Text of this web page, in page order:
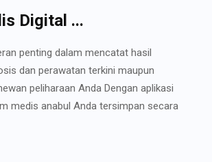
Digital ...
penting dalam mencatat hasil
dan perawatan terkini maupun
peliharaan Anda Dengan aplikasi
medis anabul Anda tersimpan secara